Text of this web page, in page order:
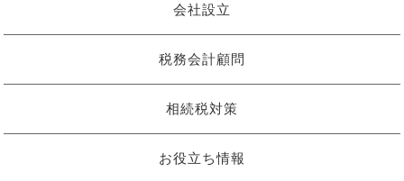
会社設立
税務会計顧問
相続税対策
お役立ち情報